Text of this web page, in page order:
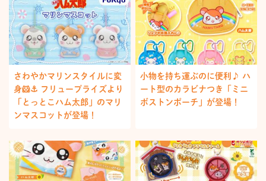
さわやかマリンスタイルに変
身🐹⚓️ フリュープライズより
「とっとこハム太郎」のマリ
ンマスコットが登場！
小物を持ち運ぶのに便利♪ ハ
ート型のカラビナつき「ミニ
ボストンポーチ」が登場！